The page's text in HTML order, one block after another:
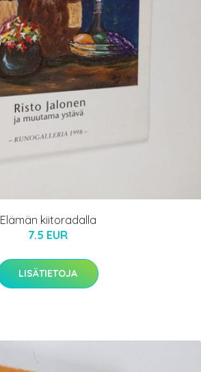
Elämän kiitoradalla
7.5 EUR
LISÄTIETOJA